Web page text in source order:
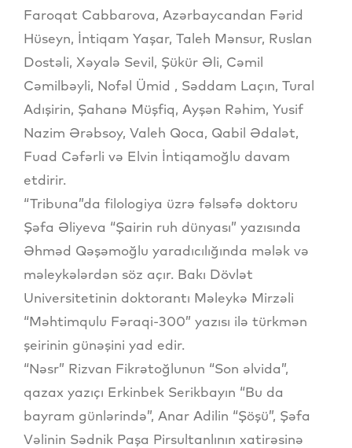
Faroqat Cabbarova, Azərbaycandan Fərid
Hüseyn, İntiqam Yaşar, Taleh Mənsur, Ruslan
Dostəli, Xəyalə Sevil, Şükür Əli, Cəmil
Cəmilbəyli, Nofəl Ümid , Səddam Laçın, Tural
Adışirin, Şahanə Müşfiq, Ayşən Rəhim, Yusif
Nazim Ərəbsoy, Valeh Qoca, Qabil Ədalət,
Fuad Cəfərli və Elvin İntiqamoğlu davam
etdirir.
“Tribuna”da filologiya üzrə fəlsəfə doktoru
Şəfa Əliyeva “Şairin ruh dünyası” yazısında
Əhməd Qəşəmoğlu yaradıcılığında mələk və
məleykələrdən söz açır. Bakı Dövlət
Universitetinin doktorantı Məleykə Mirzəli
“Məhtimqulu Fəraqi-300” yazısı ilə türkmən
şeirinin günəşini yad edir.
“Nəsr” Rizvan Fikrətoğlunun “Son əlvida”,
qazax yazıçı Erkinbek Serikbayın “Bu da
bayram günlərində”, Anar Adilin “Şöşü”, Şəfa
Vəlinin Sədnik Paşa Pirsultanlının xatirəsinə